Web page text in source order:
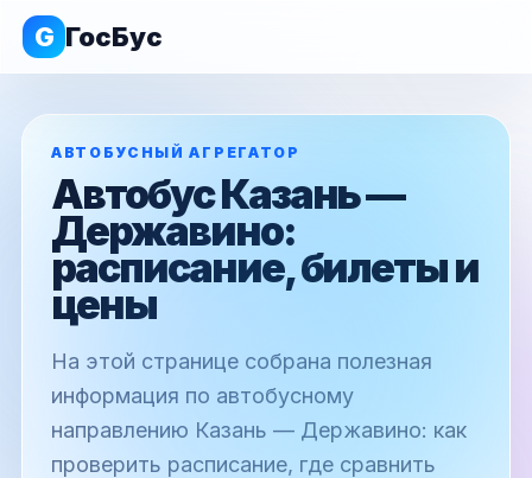
G ГосБус
АВТОБУСНЫЙ АГРЕГАТОР
Автобус Казань —
Державино:
расписание, билеты и
цены
На этой странице собрана полезная
информация по автобусному
направлению Казань — Державино: как
проверить расписание, где сравнить